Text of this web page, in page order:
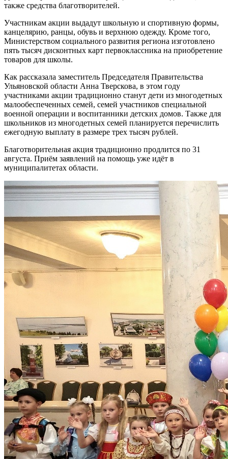
также средства благотворителей.
Участникам акции выдадут школьную и спортивную формы,
канцелярию, ранцы, обувь и верхнюю одежду. Кроме того,
Министерством социального развития региона изготовлено
пять тысяч дисконтных карт первоклассника на приобретение
товаров для школы.
Как рассказала заместитель Председателя Правительства
Ульяновской области Анна Тверскова, в этом году
участниками акции традиционно станут дети из многодетных
малообеспеченных семей, семей участников специальной
военной операции и воспитанники детских домов. Также для
школьников из многодетных семей планируется перечислить
ежегодную выплату в размере трех тысяч рублей.
Благотворительная акция традиционно продлится по 31
августа. Приём заявлений на помощь уже идёт в
муниципалитетах области.